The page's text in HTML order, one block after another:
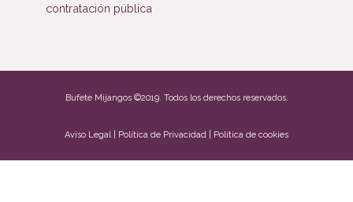
contratación pública
Bufete Mijangos ©2019. Todos los derechos reservados.
Aviso Legal| Política de Privacidad Política de cookies